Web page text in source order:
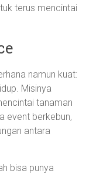
terus mencintai
namun kuat:
Misinya
tanaman
event berkebun,
antara
bisa punya